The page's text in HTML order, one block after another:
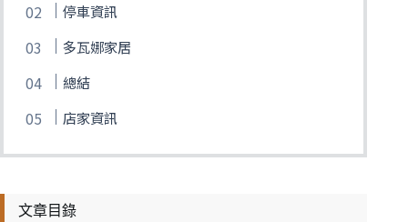
停車資訊
多瓦娜家居
總結
店家資訊
文章目錄